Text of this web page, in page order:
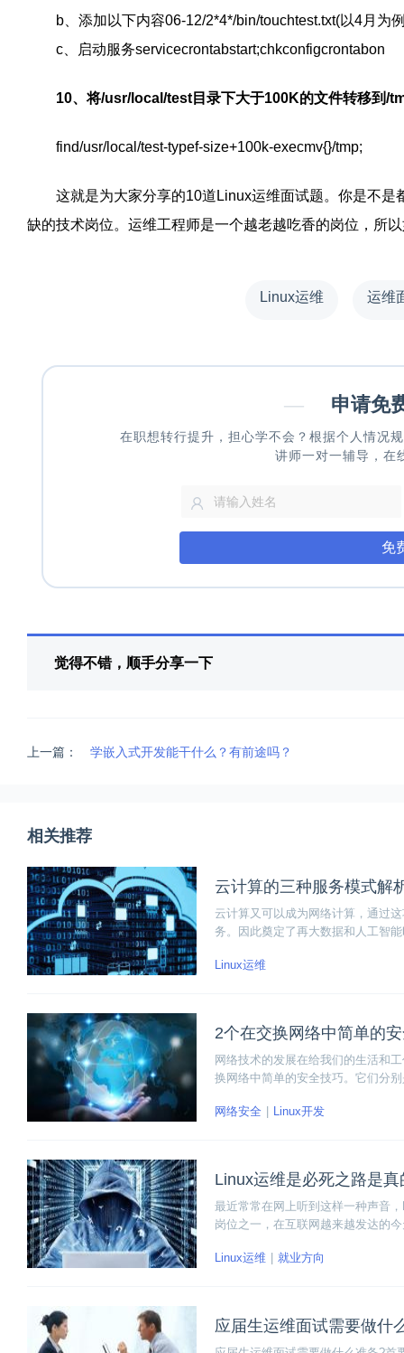
b 、添加以下内容06-12/2*4*/bin/touchtest.txt(以4月为
c 、启动服务servicecrontabstart;chkconfigcrontabon
10、将/usr/local/test 目录下大于100K的文件转移到/
find/usr/local/test-typef-size+100k-execmv{}/tmp;
这就是为大家分享的10道 Linux运维面试题。你是不是
缺的技术岗位。运维工程师是一个越老越吃香的岗位，所
Linux运维 运维
— 申请免
在职想转行提升，担心学不会？根据个人情况
讲师一对一辅导，在
免
觉得不错，顺手分享一下
上一篇： 学嵌入式开发能干什么？有前途吗？
相关推荐
云计算的三种服务模式解
云计算又可以成为网络计算，通过
务。因此奠定了再大数据和人工智
Linux运维
2个在交换网络中简单的
网络技术的发展在给我们的生活和
换网络中简单的安全技巧。它们分
网络安全 Linux开发
Linux运维是必死之路是
最近常常在网上听到这样一种声音
岗位之一，在互联网越来越发达的
Linux运维
就业方向
应届生运维面试需要做什